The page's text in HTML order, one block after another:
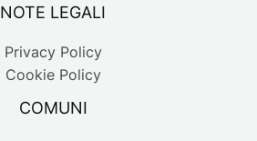
NOTE LEGALI
Privacy Policy
Cookie Policy
COMUNI